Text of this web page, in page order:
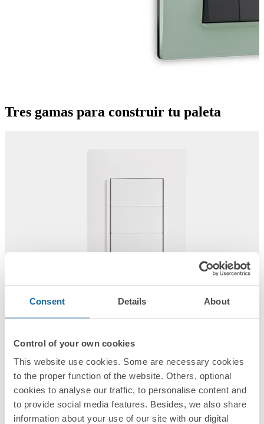
Consent Details About
Control of your own cookies
This website use cookies. Some are necessary cookies
to the proper function of the website. Others, optional
cookies to analyse our traffic, to personalise content and
to provide social media features. Besides, we also share
information about your use of our site with our digital
Tres gamas para construir tu paleta
Gama ORIGEN
Gama ORIGEN Gama CROMA
Funcionalidades
Teclas y tapas Reguladores de luz Marcos Tapas